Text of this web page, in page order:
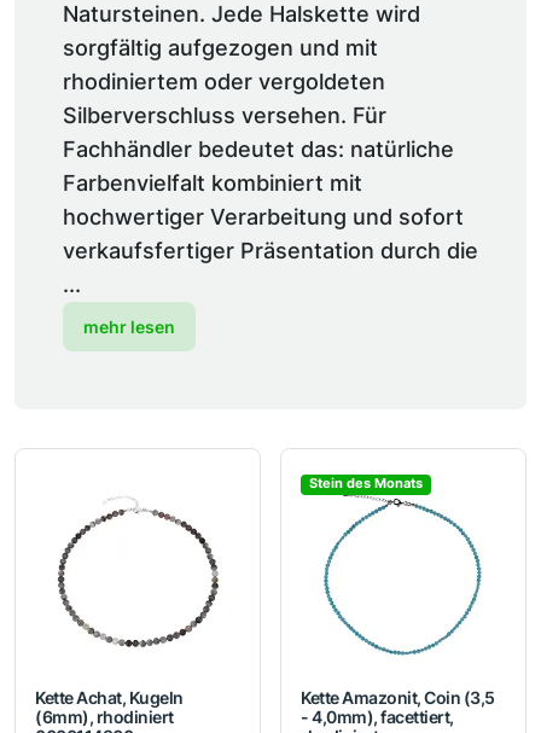
Natursteinen. Jede Halskette wird
sorgfältig aufgezogen und mit
rhodiniertem oder vergoldeten
Silberverschluss versehen. Für
Fachhändler bedeutet das: natürliche
Farbenvielfalt kombiniert mit
hochwertiger Verarbeitung und sofort
verkaufsfertiger Präsentation durch die
...
mehr lesen
Kette Achat, Kugeln
(6mm), rhodiniert
Stein des Monats
Kette Amazonit, Coin (3,5
- 4,0mm), facettiert,